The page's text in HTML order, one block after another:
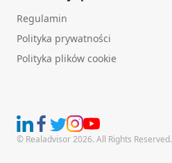
Regulamin
Polityka prywatności
Polityka plików cookie
© Realadvisor 2026. All Rights Reserved.